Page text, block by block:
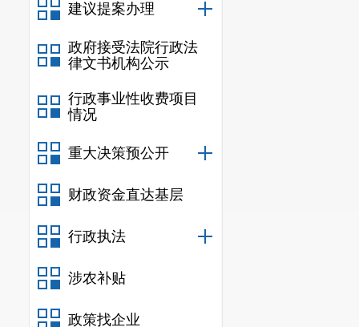
建议提案办理
政府接受法院行政法
律文书机构公示
行政事业性收费项目
情况
重大决策预公开
财政资金直达基层
行政执法
涉农补贴
政策找企业